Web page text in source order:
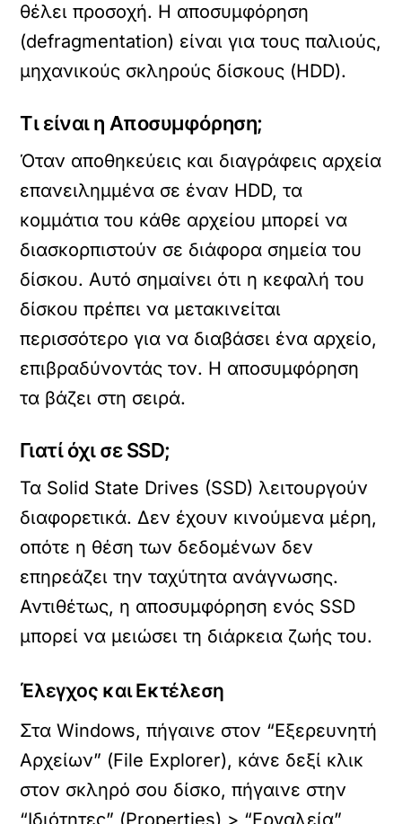
θέλει προσοχή. Η αποσυμφόρηση
(defragmentation) είναι για τους παλιούς,
μηχανικούς σκληρούς δίσκους (HDD).
Τι είναι η Αποσυμφόρηση;
Όταν αποθηκεύεις και διαγράφεις αρχεία
επανειλημμένα σε έναν HDD, τα
κομμάτια του κάθε αρχείου μπορεί να
διασκορπιστούν σε διάφορα σημεία του
δίσκου. Αυτό σημαίνει ότι η κεφαλή του
δίσκου πρέπει να μετακινείται
περισσότερο για να διαβάσει ένα αρχείο,
επιβραδύνοντάς τον. Η αποσυμφόρηση
τα βάζει στη σειρά.
Γιατί όχι σε SSD;
Τα Solid State Drives (SSD) λειτουργούν
διαφορετικά. Δεν έχουν κινούμενα μέρη,
οπότε η θέση των δεδομένων δεν
επηρεάζει την ταχύτητα ανάγνωσης.
Αντιθέτως, η αποσυμφόρηση ενός SSD
μπορεί να μειώσει τη διάρκεια ζωής του.
Έλεγχος και Εκτέλεση
Στα Windows, πήγαινε στον “Εξερευνητή
Αρχείων” (File Explorer), κάνε δεξί κλικ
στον σκληρό σου δίσκο, πήγαινε στην
“Ιδιότητες” (Properties) > “Εργαλεία”